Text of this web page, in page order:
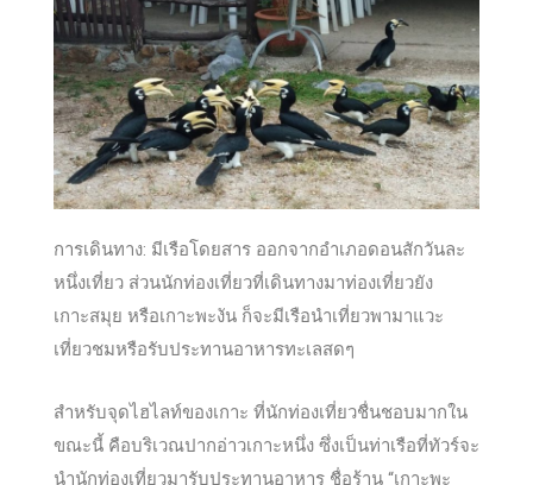
การเดินทาง: มีเรือโดยสาร ออกจากอำเภอดอนสักวันละ
หนึ่งเที่ยว ส่วนนักท่องเที่ยวที่เดินทางมาท่องเที่ยวยัง
เกาะสมุย หรือเกาะพะงัน ก็จะมีเรือนำเที่ยวพามาแวะ
เที่ยวชมหรือรับประทานอาหารทะเลสดๆ
สำหรับจุดไฮไลท์ของเกาะ ที่นักท่องเที่ยวชื่นชอบมากใน
ขณะนี้ คือบริเวณปากอ่าวเกาะหนึ่ง ซึ่งเป็นท่าเรือที่ทัวร์จะ
นำนักท่องเที่ยวมารับประทานอาหาร ชื่อร้าน “เกาะพะ